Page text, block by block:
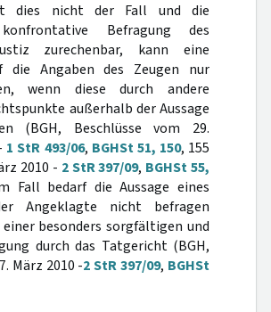
dies nicht der Fall und die
Befragung des
zurechenbar, kann eine
die Angaben des Zeugen nur
wenn diese durch andere
außerhalb der Aussage
(BGH, Beschlüsse vom 29.
1 StR 493/06, BGHSt 51, 150, 155
2010 - 2 StR 397/09, BGHSt 55,
Fall bedarf die Aussage eines
Angeklagte nicht befragen
besonders sorgfältigen und
durch das Tatgericht (BGH,
März 2010 -2 StR 397/09, BGHSt